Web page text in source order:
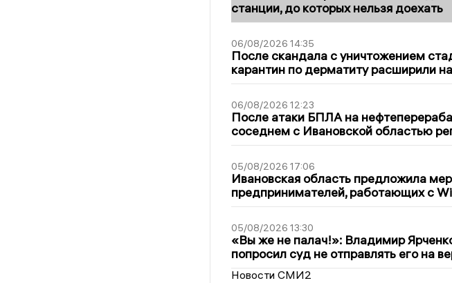
станции, до которых нельзя доехать
06/08/2026 14:35
После скандала с уничтожением
карантин по дерматиту расширили
06/08/2026 12:23
После атаки БПЛА на
соседнем с Ивановской областью
05/08/2026 17:06
Ивановская область предложила
предпринимателей, работающих с
05/08/2026 13:30
«Вы же не палач!»: Владимир
попросил суд не отправлять его на
Новости СМИ2